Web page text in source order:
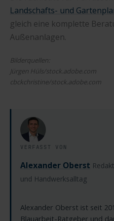
Landschafts- und
gleich eine komplette
Außenanlagen.
Bilderquellen:
Jürgen Hüls/stock.adobe.com
cbckchristine/stock.adobe.com
VERFASST VON
Alexander Oberst
und Handwerksalltag
Alexander Oberst ist seit
Blauarbeit-Ratgeber und